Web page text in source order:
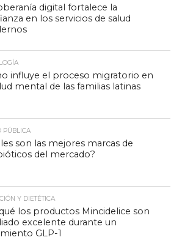
digital fortalece la
en los servicios de salud
influye el proceso migratorio en
mental de las familias latinas
PÚBLICA
son las mejores marcas de
del mercado?
Y DIETÉTICA
los productos Mincidelice son
excelente durante un
GLP-1